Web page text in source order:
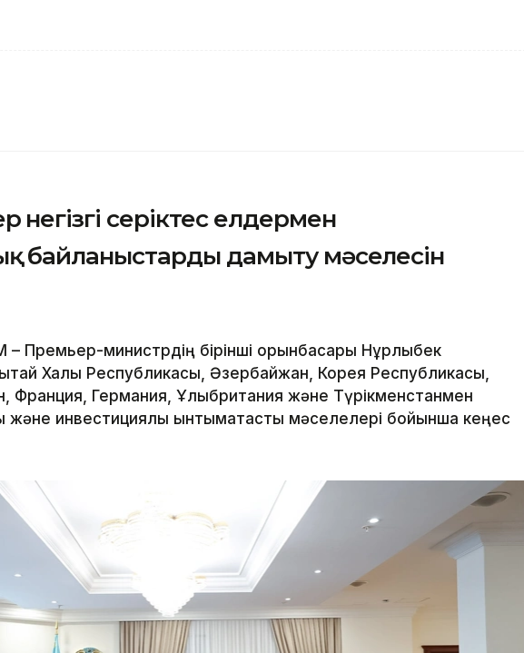
негізгі серіктес елдермен
байланыстарды дамыту мәселесін
– Премьер-министрдің бірінші орынбасары Нұрлыбек
Халық Республикасы, Әзербайжан, Корея Республикасы,
Франция, Германия, Ұлыбритания және Түрікменстанмен
және инвестициялық ынтымақтастық мәселелері бойынша кеңес